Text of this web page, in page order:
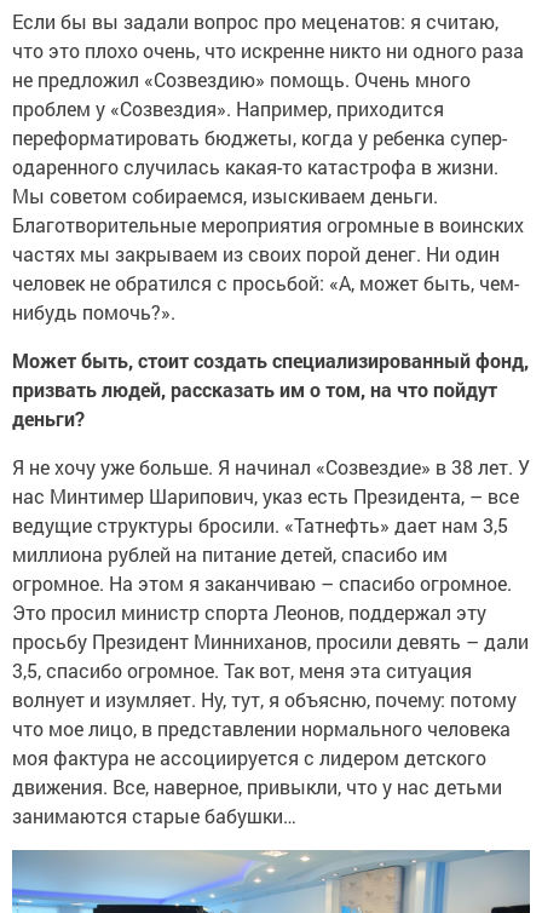
Если бы вы задали вопрос про меценатов: я считаю,
что это плохо очень, что искренне никто ни одного раза
не предложил «Созвездию» помощь. Очень много
проблем у «Созвездия». Например, приходится
переформатировать бюджеты, когда у ребенка супер-
одаренного случилась какая-то катастрофа в жизни.
Мы советом собираемся, изыскиваем деньги.
Благотворительные мероприятия огромные в воинских
частях мы закрываем из своих порой денег. Ни один
человек не обратился с просьбой: «А, может быть, чем-
нибудь помочь?».
Может быть, стоит создать специализированный фонд,
призвать людей, рассказать им о том, на что пойдут
деньги?
Я не хочу уже больше. Я начинал «Созвездие» в 38 лет. У
нас Минтимер Шарипович, указ есть Президента, – все
ведущие структуры бросили. «Татнефть» дает нам 3,5
миллиона рублей на питание детей, спасибо им
огромное. На этом я заканчиваю – спасибо огромное.
Это просил министр спорта Леонов, поддержал эту
просьбу Президент Минниханов, просили девять – дали
3,5, спасибо огромное. Так вот, меня эта ситуация
волнует и изумляет. Ну, тут, я объясню, почему: потому
что мое лицо, в представлении нормального человека
моя фактура не ассоциируется с лидером детского
движения. Все, наверное, привыкли, что у нас детьми
занимаются старые бабушки…